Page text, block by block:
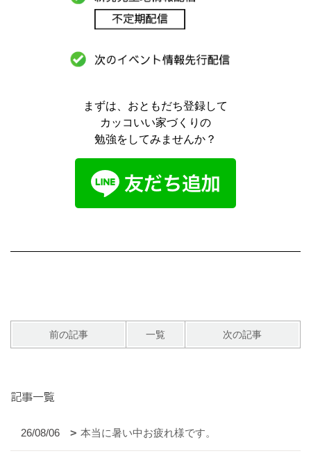
まずは、おともだち登録して
カッコいい家づくりの
勉強をしてみませんか？
前の記事 一覧 次の記事
記事一覧
26/08/06 本当に暑い中お疲れ様です。